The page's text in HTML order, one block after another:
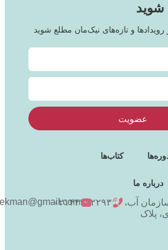
رویدادها و تازه‌های نیک‌مان مطلع شوید
عضویت
کتاب‌ها
درباره ما
آب،
پلاک
۰۲۱۴۴۳۷۲۲۹۳